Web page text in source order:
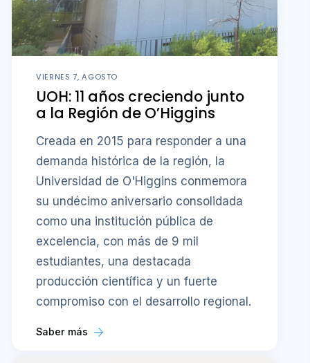
VIERNES 7, AGOSTO
UOH: 11 años creciendo junto
a la Región de O’Higgins
Creada en 2015 para responder a una
demanda histórica de la región, la
Universidad de O'Higgins conmemora
su undécimo aniversario consolidada
como una institución pública de
excelencia, con más de 9 mil
estudiantes, una destacada
producción científica y un fuerte
compromiso con el desarrollo regional.
Saber más